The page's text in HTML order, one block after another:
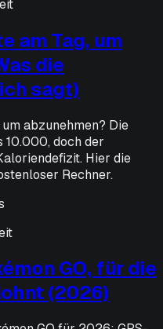
am Tag, um
die
sagt)
abzunehmen? Die
10.000, doch der
Hier die
Rechner.
GO, für die
(2026)